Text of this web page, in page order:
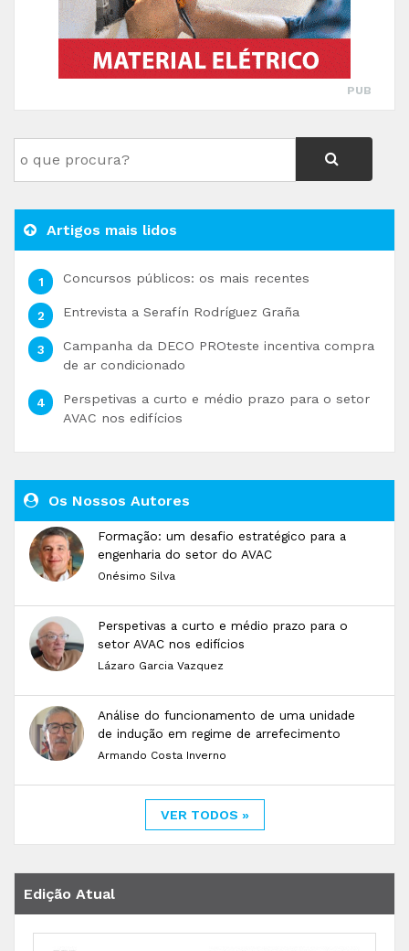
PUB
Artigos mais lidos
Concursos públicos: os mais recentes
Entrevista a Serafín Rodríguez Graña
Campanha da DECO PROteste incentiva compra
de ar condicionado
Perspetivas a curto e médio prazo para o setor
AVAC nos edifícios
Os Nossos Autores
Formação: um desafio estratégico para a
engenharia do setor do AVAC
Onésimo Silva
Perspetivas a curto e médio prazo para o
setor AVAC nos edifícios
Lázaro Garcia Vazquez
Análise do funcionamento de uma unidade
de indução em regime de arrefecimento
Armando Costa Inverno
VER TODOS »
Edição Atual